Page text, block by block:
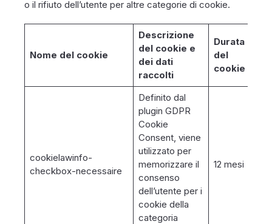
o il rifiuto dell’utente per altre categorie di cookie.
Nome del cookie
Descrizione
del cookie e
dei dati
raccolti
Durata
del
cookie
cookielawinfo-
checkbox-necessaire
Definito dal
plugin GDPR
Cookie
Consent, viene
utilizzato per
memorizzare il
consenso
dell’utente per i
cookie della
categoria
12 mesi